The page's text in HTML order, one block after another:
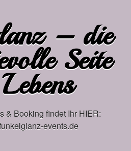
– die
Seite
& Booking findet Ihr HIER:
events.de